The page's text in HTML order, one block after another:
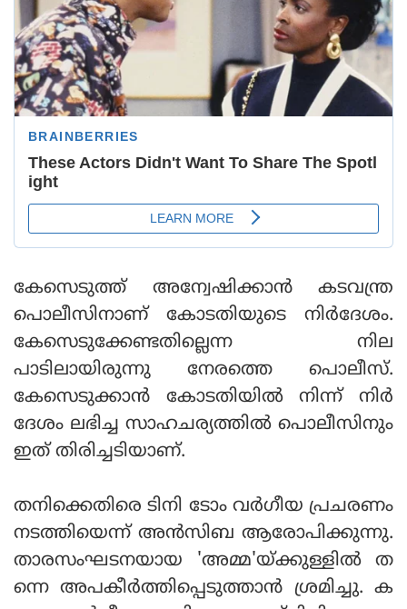
കേസെടുത്ത് അന്വേഷിക്കാൻ കടവന്ത്ര
പൊലീസിനാണ് കോടതിയുടെ നിർദേശം.
കേസെടുക്കേണ്ടതില്ലെന്ന നില
പാടിലായിരുന്നു നേരത്തെ പൊലീസ്.
കേസെടുക്കാൻ കോടതിയിൽ നിന്ന് നിർ
ദേശം ലഭിച്ച സാഹചര്യത്തിൽ പൊലീസിനും
ഇത് തിരിച്ചടിയാണ്.
തനിക്കെതിരെ ടിനി ടോം വർഗീയ പ്രചരണം
നടത്തിയെന്ന് അൻസിബ ആരോപിക്കുന്നു.
താരസംഘടനയായ 'അമ്മ'യ്ക്കുള്ളിൽ ത
ന്നെ അപകീർത്തിപ്പെടുത്താൻ ശ്രമിച്ചു. ക